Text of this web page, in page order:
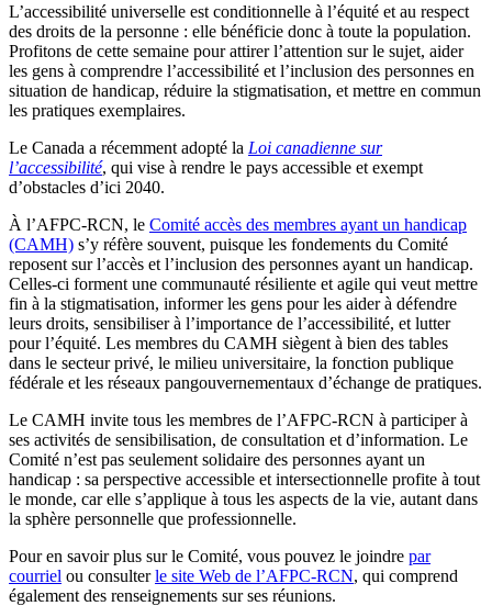
L’accessibilité universelle est conditionnelle à l’équité et au respect
des droits de la personne : elle bénéficie donc à toute la population.
Profitons de cette semaine pour attirer l’attention sur le sujet, aider
les gens à comprendre l’accessibilité et l’inclusion des personnes en
situation de handicap, réduire la stigmatisation, et mettre en commun
les pratiques exemplaires.
Le Canada a récemment adopté la Loi canadienne sur
l’accessibilité, qui vise à rendre le pays accessible et exempt
d’obstacles d’ici 2040.
À l’AFPC-RCN, le Comité accès des membres ayant un handicap
(CAMH) s’y réfère souvent, puisque les fondements du Comité
reposent sur l’accès et l’inclusion des personnes ayant un handicap.
Celles-ci forment une communauté résiliente et agile qui veut mettre
fin à la stigmatisation, informer les gens pour les aider à défendre
leurs droits, sensibiliser à l’importance de l’accessibilité, et lutter
pour l’équité. Les membres du CAMH siègent à bien des tables
dans le secteur privé, le milieu universitaire, la fonction publique
fédérale et les réseaux pangouvernementaux d’échange de pratiques.
Le CAMH invite tous les membres de l’AFPC-RCN à participer à
ses activités de sensibilisation, de consultation et d’information. Le
Comité n’est pas seulement solidaire des personnes ayant un
handicap : sa perspective accessible et intersectionnelle profite à tout
le monde, car elle s’applique à tous les aspects de la vie, autant dans
la sphère personnelle que professionnelle.
Pour en savoir plus sur le Comité, vous pouvez le joindre par
courriel ou consulterle site Web de l’AFPC-RCN, qui comprend
également des renseignements sur ses réunions.